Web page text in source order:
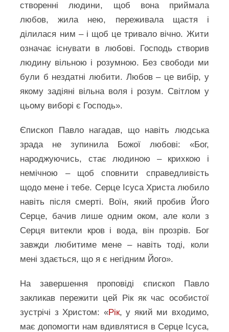
створенні людини, щоб вона приймала
любов, жила нею, переживала щастя і
ділилася ним – і щоб це тривало вічно. Жити
означає існувати в любові. Господь створив
людину вільною і розумною. Без свободи ми
були б нездатні любити. Любов – це вибір, у
якому задіяні вільна воля і розум. Світлом у
цьому виборі є Господь».
Єпископ Павло нагадав, що навіть людська
зрада не зупинила Божої любові: «Бог,
народжуючись, стає людиною – крихкою і
немічною – щоб сповнити справедливість
щодо мене і тебе. Серце Ісуса Христа любило
навіть після смерті. Воїн, який пробив Його
Серце, бачив лише одним оком, але коли з
Серця витекли кров і вода, він прозрів. Бог
завжди любитиме мене – навіть тоді, коли
мені здається, що я є негідним Його».
На завершення проповіді єпископ Павло
закликав пережити цей Рік як час особистої
зустрічі з Христом: «Рік, у який ми входимо,
має допомогти нам вдивлятися в Серце Ісуса,